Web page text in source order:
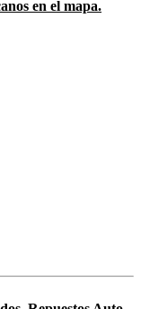
en el mapa.